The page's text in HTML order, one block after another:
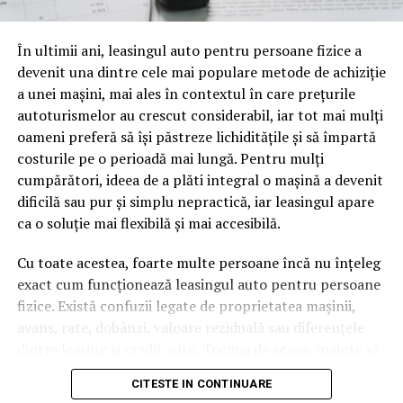
oamenii cu adevărat. Dacă transcrierea ajunge pe o
cuvinte tematice, scrise exact în limbajul în care se
caută.
Apoi vine partea de comportament. O pagină pe care
vizitatorii stau zece, cincisprezece minute ca să
urmărească replay-ul trimite un semnal greu de ignorat.
Google nu îți măsoară direct satisfacția, însă timpul
petrecut, scrollul și revenirile spun ceva despre cât de
util e materialul.
Și mai e ceva ce se uită ușor. Un webinar reușit atrage
linkuri aproape de la sine. Cineva îl menționează într-un
newsletter, altcineva îl citează într-un articol, un
partener îl trimite în comunitatea lui. Fiecare astfel de
tău, iar autoritatea e moneda forte în SEO.
În ultimii ani, leasingul auto pentru persoane fizice a
devenit una dintre cele mai populare metode de achiziție
a unei mașini, mai ales în contextul în care prețurile
autoturismelor au crescut considerabil, iar tot mai mulți
oameni preferă să își păstreze lichiditățile și să împartă
costurile pe o perioadă mai lungă. Pentru mulți
cumpărători, ideea de a plăti integral o mașină a devenit
dificilă sau pur și simplu nepractică, iar leasingul apare
ca o soluție mai flexibilă și mai accesibilă.
Cu toate acestea, foarte multe persoane încă nu înțeleg
exact cum funcționează leasingul auto pentru persoane
fizice. Există confuzii legate de proprietatea mașinii,
avans, rate, dobânzi, valoare reziduală sau diferențele
semnezi orice contract, este important să înțelegi clar
mecanismul acestui tip de finanțare și să știi la ce să fii
CITESTE IN CONTINUARE